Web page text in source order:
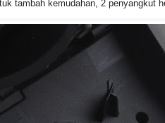
tambah kemudahan, 2 penyangkut